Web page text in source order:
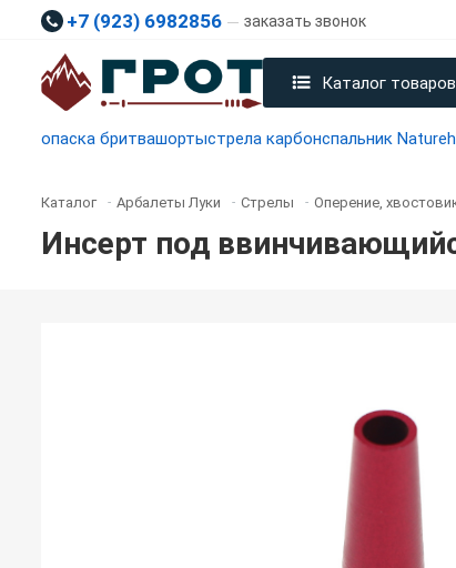
+7 (923) 6982856 заказать звонок
Каталог товаров
опаска бритвашортыстрела карбонспальник
Каталог - Арбалеты Луки - Стрелы - Оперение,
Инсерт под